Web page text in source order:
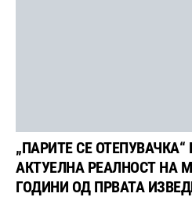
„ПАРИТЕ СЕ ОТЕПУВАЧКА“
АКТУЕЛНА РЕАЛНОСТ НА
ГОДИНИ ОД ПРВАТА